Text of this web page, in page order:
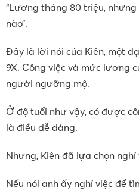
“Lương tháng 80 triệu,
nào”.
Đây là lời nói của Kiên, một
9X. Công việc và mức lương
người ngưỡng mộ.
Ở độ tuổi như vậy, có được
là điều dễ dàng.
Nhưng, Kiên đã lựa chọn nghỉ
Nếu nói anh ấy nghỉ việc để